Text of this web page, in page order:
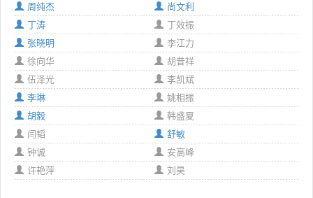
周纯杰
尚文利
丁涛
丁效振
张晓明
李江力
徐向华
胡昔祥
伍泽光
李凯斌
李琳
姚相振
胡毅
韩盛夏
闫韬
舒敏
钟诚
安高峰
许艳萍
刘昊